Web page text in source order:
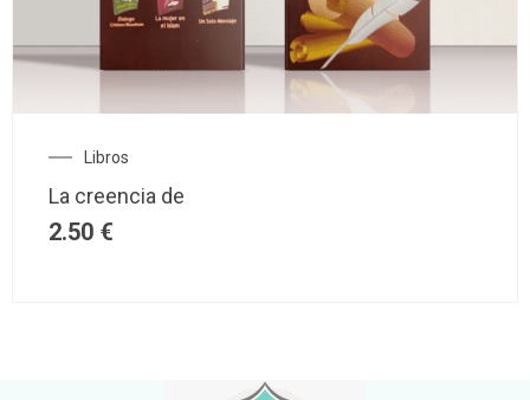
Libros
La creencia de
2.50 €